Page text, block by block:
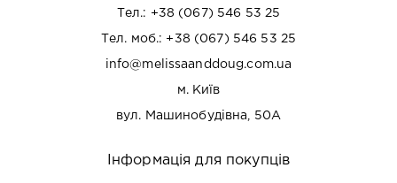
Тел.: +38 (067) 546 53 25
Тел. моб.: +38 (067) 546 53 25
info@melissaanddoug.com.ua
м. Київ
вул. Машинобудівна, 50А
Інформація для покупців